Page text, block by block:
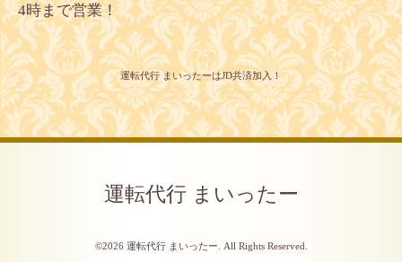
4時まで営業！
運転代行 まいったーはJD共済加入！
運転代行 まいったー
©2026 運転代行 まいったー . All Rights Reserved.